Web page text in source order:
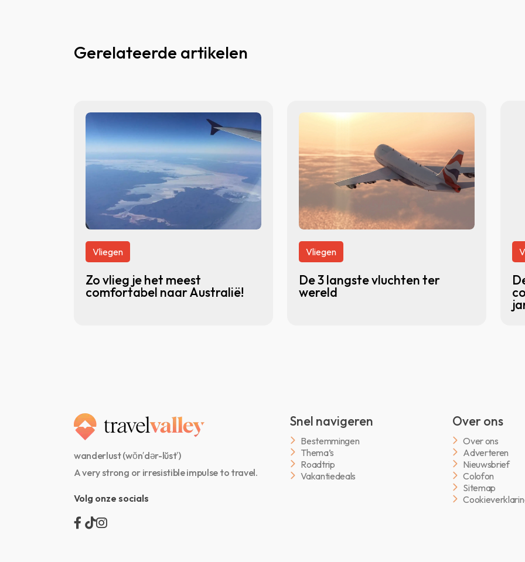
Gerelateerde artikelen
Vliegen
Zo vlieg je het meest
comfortabel naar Australië!
Vliegen
De 3 langste vluchten ter
wereld
wanderlust (wŏn′dər-lŭst′)
A very strong or irresistible impulse to travel.
Volg onze socials
Snel navigeren
Bestemmingen
Thema’s
Roadtrip
Vakantiedeals
Over ons
Over ons
Adverteren
Nieuwsbrief
Colofon
Sitemap